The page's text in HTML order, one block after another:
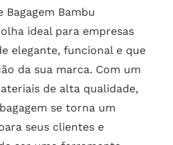
Bagagem Bambu
ideal para empresas
elegante, funcional e que
da sua marca. Com um
de alta qualidade,
se torna um
seus clientes e